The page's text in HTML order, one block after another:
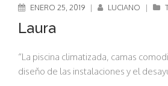
ENERO 25, 2019 | LUCIANO |
Laura
“La piscina climatizada, camas
diseňo de las instalaciones y el